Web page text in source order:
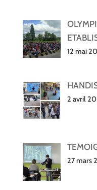
12 mai
2 avril
27 mars